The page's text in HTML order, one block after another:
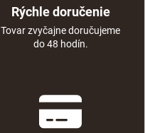
Rýchle doručenie
Tovar zvyčajne doručujeme
do 48 hodín.